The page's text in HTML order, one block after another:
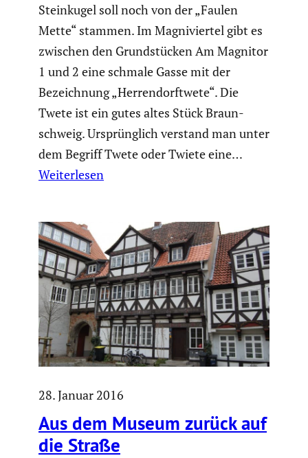
Stein­kugel soll noch von der „Faulen
Mette“ stammen. Im Magni­viertel gibt es
zwischen den Grund­stü­cken Am Magnitor
1 und 2 eine schmale Gasse mit der
Bezeich­nung „Herren­dorft­wete“. Die
Twete ist ein gutes altes Stück Braun­
schweig. Ursprüng­lich verstand man unter
dem Begriff Twete oder Twiete eine…
Weiterlesen
28. Januar 2016
Aus dem Museum zurück auf
die Straße